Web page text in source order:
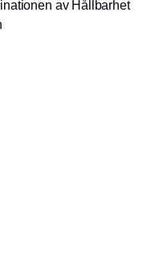
av Hållbarhet